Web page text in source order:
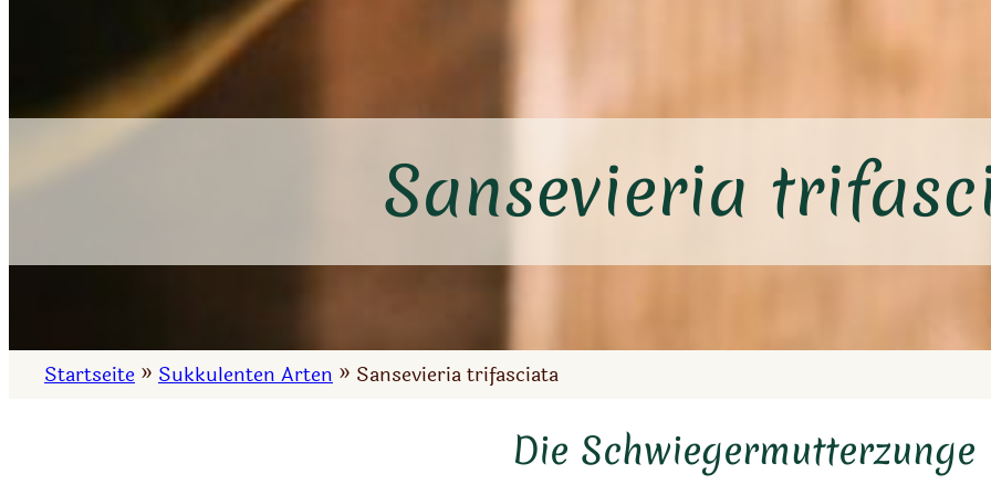
Sansevieria
Startseite » Sukkulenten Arten » Sansevieria trifasciata
Die Schwiegermutterzunge